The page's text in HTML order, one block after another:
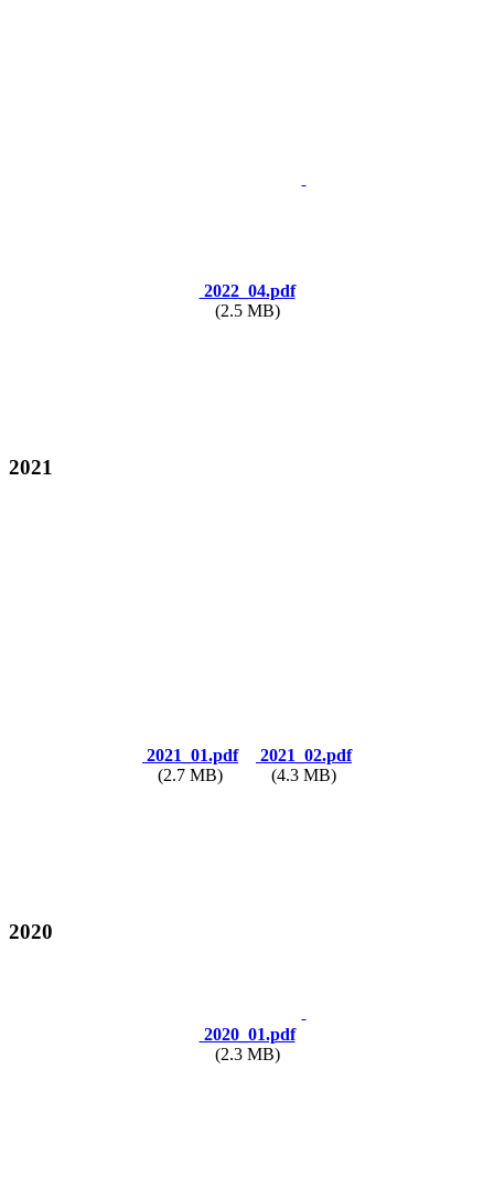
2022_04.pdf
(2.5 MB)
2021
2021_01.pdf
(2.7 MB)
2021_02.pdf
(4.3 MB)
2020
2020_01.pdf
(2.3 MB)